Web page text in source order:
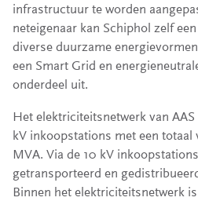
infrastructuur te worden
neteigenaar kan Schiphol zelf
diverse duurzame
een Smart Grid en
onderdeel uit.
Het elektriciteitsnetwerk van
kV inkoopstations met een
MVA. Via de 10 kV
getransporteerd en
Binnen het elektriciteitsnetwerk